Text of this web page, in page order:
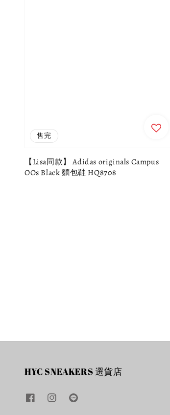
售完
【Lisa同款】 Adidas originals Campus
OOs Black 麵包鞋 HQ8708
HYC SNEAKERS 選貨店